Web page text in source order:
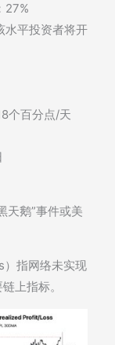
27%
水平投资者将开
个百分点/天
天鹅”事件或美
指网络未实现
上指标。